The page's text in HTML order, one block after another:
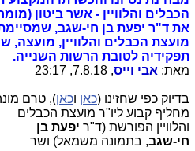
הכבלים והלוויין - אשר ביטון
את ד"ר יפעת בן חי-שגב,
מועצת הכבלים והלוויין, מועצה,
תפקידיה לטובת הרשות השנייה.
מאת: אבי וייס, 7.8.18, 23:17
בדיוק כפי שחזינו (כאן וכאן), טרם
מחליף קבוע ליו"ר מועצת הכבלים
והלוויין הפורשת (ד"ר יפעת בן
חי-שגב, בתמונה משמאל) ושר